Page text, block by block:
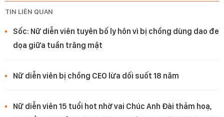
TIN LIÊN QUAN
Sốc: Nữ diễn viên tuyên bố ly hôn vì bị chồng dùng dao đe
dọa giữa tuần trăng mật
Nữ diễn viên bị chồng CEO lừa dối suốt 18 năm
Nữ diễn viên 15 tuổi hot nhờ vai Chúc Anh Đài thảm hoạ,